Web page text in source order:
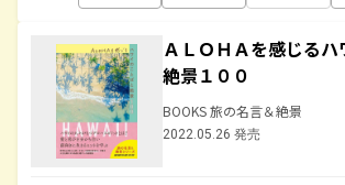
ＡＬＯＨＡを感じる
絶景１００
BOOKS 旅の名言＆絶景
2022.05.26 発売